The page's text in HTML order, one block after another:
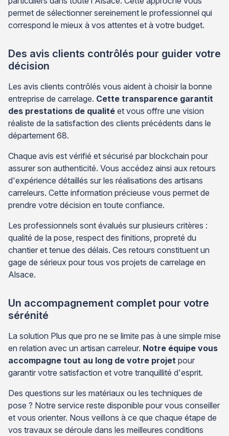
permet de sélectionner sereinement le professionnel qui
correspond le mieux à vos attentes et à votre budget.
Des avis clients contrôlés pour guider votre
décision
Les avis clients contrôlés vous aident à choisir la bonne
entreprise de carrelage. Cette transparence garantit
des prestations de qualité et vous offre une vision
réaliste de la satisfaction des clients précédents dans le
département 68.
Chaque avis est vérifié et sécurisé par blockchain pour
assurer son authenticité. Vous accédez ainsi aux retours
d'expérience détaillés sur les réalisations des artisans
carreleurs. Cette information précieuse vous permet de
prendre votre décision en toute confiance.
Les professionnels sont évalués sur plusieurs critères :
qualité de la pose, respect des finitions, propreté du
chantier et tenue des délais. Ces retours constituent un
gage de sérieux pour tous vos projets de carrelage en
Alsace.
Un accompagnement complet pour votre
sérénité
La solution Plus que pro ne se limite pas à une simple mise
en relation avec un artisan carreleur. Notre équipe vous
accompagne tout au long de votre projet pour
garantir votre satisfaction et votre tranquillité d'esprit.
Des questions sur les matériaux ou les techniques de
pose ? Notre service reste disponible pour vous conseiller
et vous orienter. Nous veillons à ce que chaque étape de
vos travaux se déroule dans les meilleures conditions